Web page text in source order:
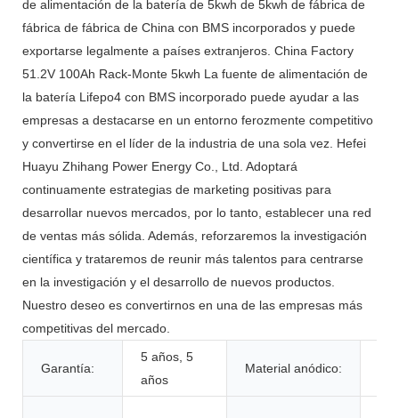
de alimentación de la batería de 5kwh de 5kwh de fábrica de
fábrica de fábrica de China con BMS incorporados y puede
exportarse legalmente a países extranjeros. China Factory
51.2V 100Ah Rack-Monte 5kwh La fuente de alimentación de
la batería Lifepo4 con BMS incorporado puede ayudar a las
empresas a destacarse en un entorno ferozmente competitivo
y convertirse en el líder de la industria de una sola vez. Hefei
Huayu Zhihang Power Energy Co., Ltd. Adoptará
continuamente estrategias de marketing positivas para
desarrollar nuevos mercados, por lo tanto, establecer una red
de ventas más sólida. Además, reforzaremos la investigación
científica y trataremos de reunir más talentos para centrarse
en la investigación y el desarrollo de nuevos productos.
Nuestro deseo es convertirnos en una de las empresas más
competitivas del mercado.
Garantía:
5 años, 5
años
Material anódico: